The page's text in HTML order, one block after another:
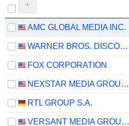
AMC GLOBAL MEDIA INC.
WARNER BROS. DISCOVERY, INC.
FOX CORPORATION
NEXSTAR MEDIA GROUP, INC.
RTL GROUP S.A.
VERSANT MEDIA GROUP, INC.